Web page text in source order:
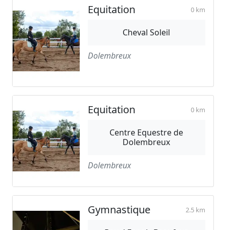
Equitation 0 km
Cheval Soleil
Dolembreux
Equitation 0 km
Centre Equestre de
Dolembreux
Dolembreux
Gymnastique 2.5 km